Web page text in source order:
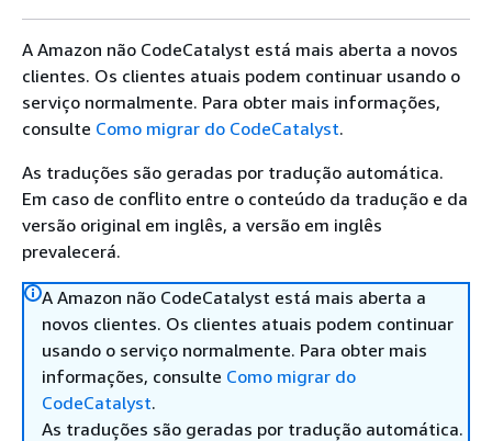
A Amazon não CodeCatalyst está mais aberta a novos
clientes. Os clientes atuais podem continuar usando o
serviço normalmente. Para obter mais informações,
consulte Como migrar do CodeCatalyst.
As traduções são geradas por tradução automática.
Em caso de conflito entre o conteúdo da tradução e da
versão original em inglês, a versão em inglês
prevalecerá.
A Amazon não CodeCatalyst está mais aberta a
novos clientes. Os clientes atuais podem continuar
usando o serviço normalmente. Para obter mais
informações, consulte Como migrar do
CodeCatalyst.
As traduções são geradas por tradução automática.